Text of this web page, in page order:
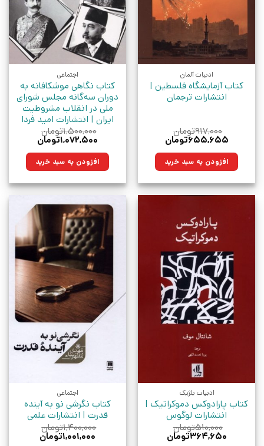
ادبیات آلمان
کتاب آزمایشگاه فلسطین |
انتشارات ترجمان
۹۱۷,۰۰۰تومان
قیمت
۹۱۷,۰۰۰تومان
بود.
۶۵۵,۶۵۵تومان
۶۵۵,۶۵۵تومان. افزودن به سبد خرید
اجتماعی
کتاب نگاهی موشکافانه به
دوران سه‌گانه مجلس شورای
ملی در انقلاب مشروطیت
ایران | انتشارات امید فردا
۱,۵۰۰,۰۰۰تومان
قیمت
۱,۵۰۰,۰۰۰تومان
بود.
۱,۰۷۲,۵۰۰تومان
۱,۰۷۲,۵۰۰تومان. افزودن به سبد خرید
ادبیات بلژیک
کتاب پارادوکس دموکراتیک |
انتشارات لوگوس
۵۱۰,۰۰۰تومان
قیمت
۳۶۴,۶۵۰تومان
اجتماعی
کتاب نگرشی نو به آینده
قدرت | انتشارات علمی
۱,۴۰۰,۰۰۰تومان
قیمت
۱,۰۰۱,۰۰۰تومان